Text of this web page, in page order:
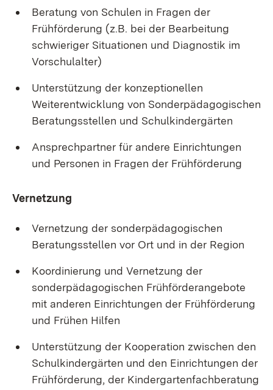
Beratung von Schulen in Fragen der
Frühförderung (z.B. bei der Bearbeitung
schwieriger Situationen und Diagnostik im
Vorschulalter)
Unterstützung der konzeptionellen
Weiterentwicklung von Sonderpädagogischen
Beratungsstellen und Schulkindergärten
Ansprechpartner für andere Einrichtungen
und Personen in Fragen der Frühförderung
Vernetzung
Vernetzung der sonderpädagogischen
Beratungsstellen vor Ort und in der Region
Koordinierung und Vernetzung der
sonderpädagogischen Frühförderangebote
mit anderen Einrichtungen der Frühförderung
und Frühen Hilfen
Unterstützung der Kooperation zwischen den
Schulkindergärten und den Einrichtungen der
Frühförderung, der Kindergartenfachberatung